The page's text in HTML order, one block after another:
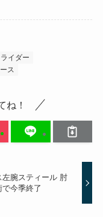
イダー
ス
ね！
左腕スティール 肘
で今季終了